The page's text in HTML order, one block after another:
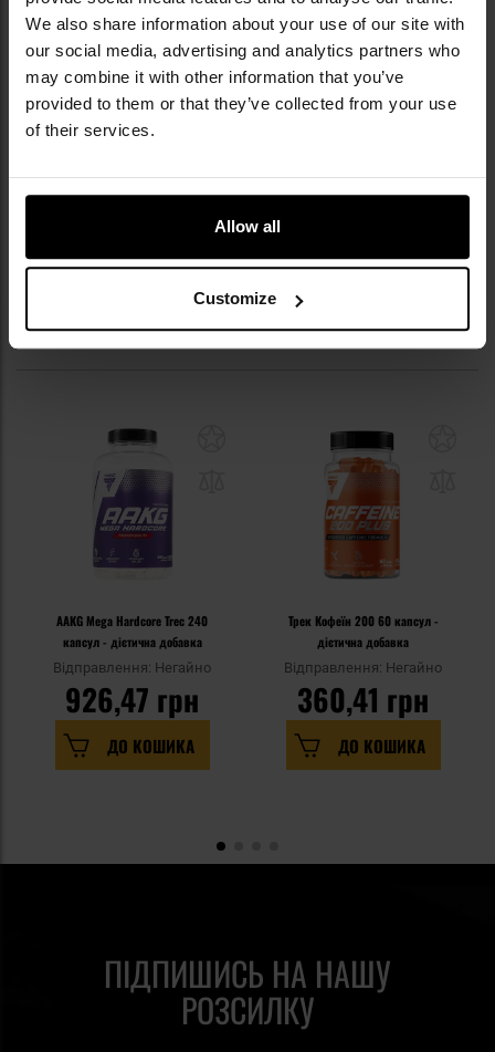
We also share information about your use of our site with
our social media, advertising and analytics partners who
may combine it with other information that you’ve
provided to them or that they’ve collected from your use
of their services.
Allow all
Customize
Код
виробника
OLN-HMBKA-AN-0450-XX-001-
30000720
Виробник
Olimp Sport Nutrition
ВАРТО ДОКУПИТИ
ПІДІБРАНІ ДЛЯ ВАС
AAKG Mega Hardcore Trec 240
капсул - дієтична добавка
Відправлення: Негайно
926,47 грн
ДО КОШИКА
Трек Кофеїн 200 60 капсул -
дієтична добавка
Відправлення: Негайно
360,41 грн
ДО КОШИКА
ПІДПИШИСЬ НА НАШУ
РОЗСИЛКУ